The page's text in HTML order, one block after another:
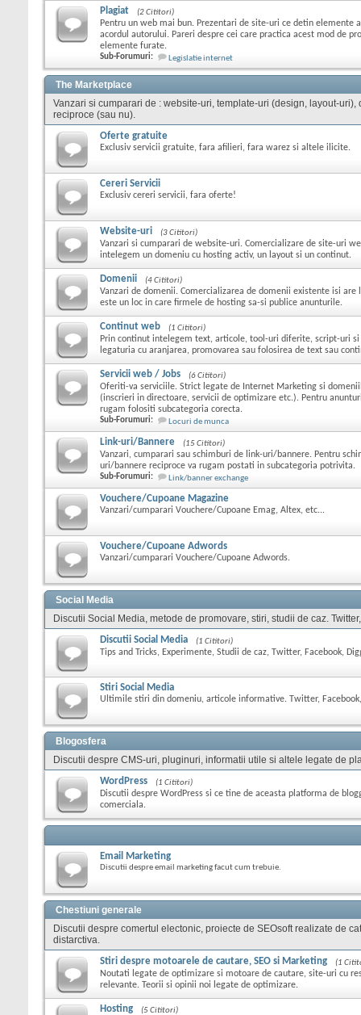
Plagiat (2 Cititori)
Pentru un web mai bun. Prezentari de site-uri ce detin elemente
acordul autorului. Pareri despre cei care practica acest mod de
elemente furate.
Sub-Forumuri: Legislatie internet
The Marketplace
Vanzari si cumparari de : website-uri, template-uri (design, layout-
reciproce (sau nu).
Oferte gratuite
Exclusiv servicii gratuite, fara afilieri, fara warez si altele ilicite.
Cereri Servicii
Exclusiv cereri servicii, fara oferte!
Website-uri (3 Cititori)
Vanzari si cumparari de website-uri. Comercializare de site-uri
intelegem un domeniu cu hosting activ, un layout si un continut.
Domenii (4 Cititori)
Vanzari de domenii. Comercializarea de domenii existente isi are
este un loc in care firmele de hosting sa-si publice anunturile.
Continut web (1 Cititori)
Prin continut intelegem text, articole, tool-uri diferite, script-uri si
legaturia cu aranjarea, promovarea sau folosirea de text sau
Servicii web / Jobs (6 Cititori)
Oferiti-va serviciile. Strict legate de Internet Marketing si
(inscrieri in directoare, servicii de optimizare etc.). Pentru
rugam folositi subcategoria corecta.
Sub-Forumuri: Locuri de munca
Link-uri/Bannere (15 Cititori)
Vanzari, cumparari sau schimburi de link-uri/bannere. Pentru
uri/bannere reciproce va rugam postati in subcategoria potrivita.
Sub-Forumuri: Link/banner exchange
Vouchere/Cupoane Magazine
Vanzari/cumparari Vouchere/Cupoane Emag, Altex, etc...
Vouchere/Cupoane Adwords
Vanzari/cumparari Vouchere/Cupoane Adwords.
Social Media
Discutii Social Media, metode de promovare, stiri, studii de caz.
Discutii Social Media (1 Cititori)
Tips and Tricks, Experimente, Studii de caz, Twitter, Facebook,
Stiri Social Media
Ultimile stiri din domeniu, articole informative. Twitter,
Blogosfera
Discutii despre CMS-uri, pluginuri, informatii utile si altele legate de
WordPress (1 Cititori)
Discutii despre WordPress si ce tine de aceasta platforma de
comerciala.
Email Marketing
Discutii despre email marketing facut cum trebuie.
Chestiuni generale
Discutii despre comertul electonic, proiecte de SEOsoft realizate de
distarctiva.
Stiri despre motoarele de cautare, SEO si Marketing (1
Noutati legate de optimizare si motoare de cautare, site-uri cu
relevante. Teorii si opinii noi legate de optimizare.
Hosting (5 Cititori)